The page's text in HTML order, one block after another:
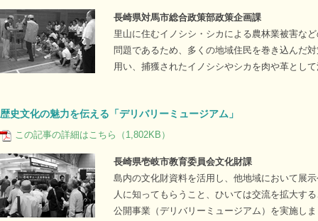
長崎県対馬市総合政策部政策企画課
里山に住むイノシシ・シカによる農林業被害な
問題であるため、多くの地域住民を巻き込んだ
用い、捕獲されたイノシシやシカを肉や革とし
歴史文化の魅力を伝える「デリバリーミュージアム」
この記事の詳細はこちら（1,802KB）
長崎県壱岐市教育委員会文化財課
島内の文化財資料を活用し、他地域において展
人に知ってもらうこと、ひいては交流を拡大す
公開事業（デリバリーミュージアム）を実施し